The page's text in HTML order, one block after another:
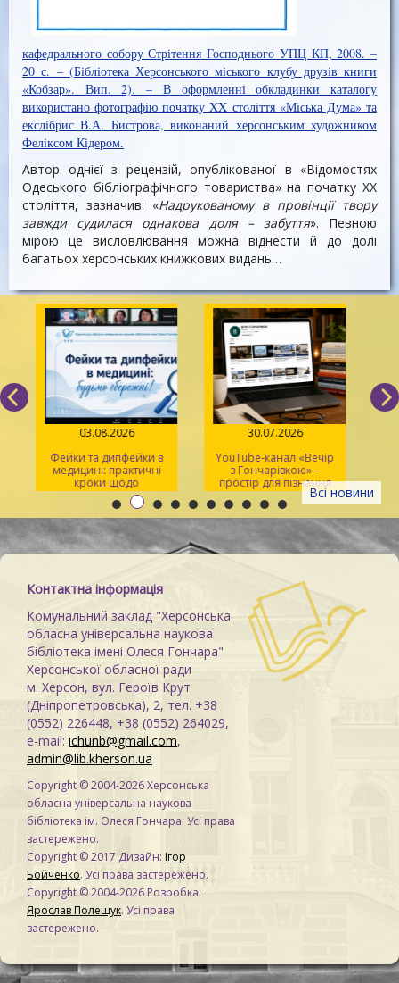
кафедрального собору Стрітення Господнього УПЦ КП, 2008. –
20 с. – (Бібліотека Херсонського міського клубу друзів книги
«Кобзар». Вип. 2). – В оформленні обкладинки каталогу
використано фотографію початку XX століття «Міська Дума» та
екслібрис В.А. Бистрова, виконаний херсонським художником
Феліксом Кідером.
Автор однієї з рецензій, опублікованої в «Відомостях
Одеського бібліографічного товариства» на початку XX
століття, зазначив: «Надрукованому в провінції твору
завжди судилася однакова доля – забуття». Певною
мірою це висловлювання можна віднести й до долі
багатьох херсонських книжкових видань…
Всі новини
03.08.2026
Фейки та дипфейки в
медицині: практичні
кроки щодо
розпізнавання
30.07.2026
YouTube-канал «Вечір
з Гончарівкою» –
простір для пізнання
та натхнення
Контактна інформація
Комунальний заклад "Херсонська
обласна універсальна наукова
бібліотека імені Олеся Гончара"
Херсонської обласної ради
м. Херсон, вул. Героїв Крут
(Дніпропетровська), 2, тел. +38
(0552) 226448, +38 (0552) 264029,
e-mail: ichunb@gmail.com,
admin@lib.kherson.ua
Copyright © 2004-2026 Херсонська
обласна універсальна наукова
бібліотека ім. Олеся Гончара. Усі права
застережено.
Copyright © 2017 Дизайн: Ігор
Бойченко. Усі права застережено.
Copyright © 2004-2026 Розробка:
Ярослав Полещук. Усі права
застережено.